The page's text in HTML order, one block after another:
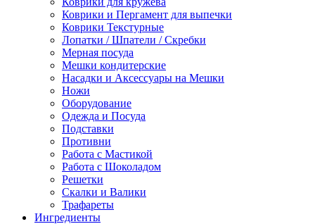
Коврики и Пергамент для выпечки
Коврики Текстурные
Лопатки / Шпатели / Скребки
Мерная посуда
Мешки кондитерские
Насадки и Аксессуары на Мешки
Ножи
Оборудование
Одежда и Посуда
Подставки
Противни
Работа с Мастикой
Работа с Шоколадом
Решетки
Скалки и Валики
Трафареты
Ингредиенты